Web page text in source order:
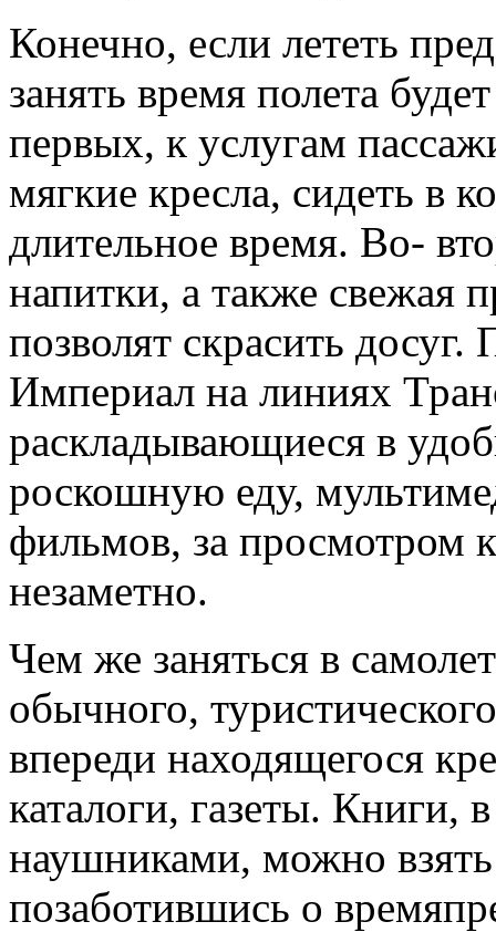
Конечно, если лететь
занять время полета
первых, к услугам
мягкие кресла, сидеть в
длительное время. Во-
напитки, а также свежая
позволят скрасить
Империал на линиях
раскладывающиеся в
роскошную еду,
фильмов, за просмотром
незаметно.
Чем же заняться в
обычного,
впереди находящегося
каталоги, газеты. Книги,
наушниками, можно взять
позаботившись о